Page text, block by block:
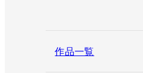
作品一覧